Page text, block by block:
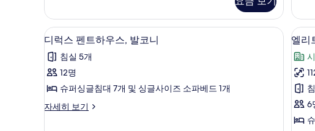
트,
시
내
전
망
사
진
튜
디
오
스
위
트,
내
전
망
두
보
기
세
히
보
기
디
럭
스
펜
하
디럭스 펜트하우스, 발코니 | 이집트산 면
11
디럭스 펜트하우스, 발코니
침실 5개
12명
슈퍼싱글침대 7개 및 싱글사이즈 소파베드 1개
자세히 보기
디
엘
리
트
더
블
룸,
7
엘리
6